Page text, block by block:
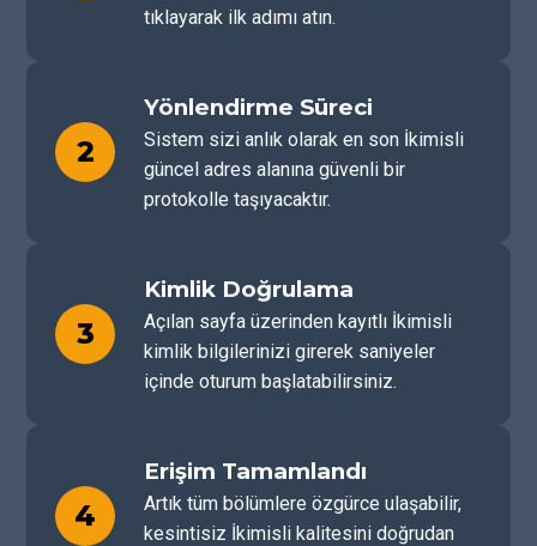
tıklayarak ilk adımı atın.
2
Yönlendirme Süreci
Sistem sizi anlık olarak en son İkimisli
güncel adres alanına güvenli bir
protokolle taşıyacaktır.
3
Kimlik Doğrulama
Açılan sayfa üzerinden kayıtlı İkimisli
kimlik bilgilerinizi girerek saniyeler
içinde oturum başlatabilirsiniz.
4
Erişim Tamamlandı
Artık tüm bölümlere özgürce ulaşabilir,
kesintisiz İkimisli kalitesini doğrudan